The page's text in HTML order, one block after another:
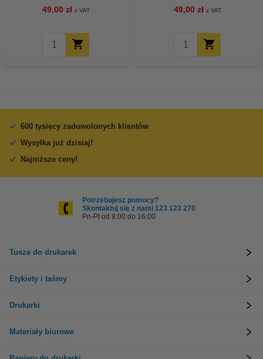
49,00 zł z VAT 49,00 zł z VAT
600 tysięcy zadowolonych klientów
Wysyłka już dzisiaj!
Najniższe ceny!
Potrzebujesz pomocy?
Skontaktuj się z nami 123 123 270
Pn-Pt od 8:00 do 16:00
Tusze do drukarek
Etykiety i taśmy
Drukarki
Materiały biurowe